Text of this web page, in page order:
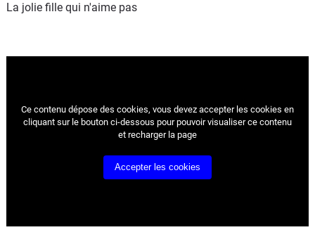
La jolie fille qui n'aime pas
Ce contenu dépose des cookies, vous devez accepter les cookies en
cliquant sur le bouton ci-dessous pour pouvoir visualiser ce contenu
et recharger la page
Accepter les cookies